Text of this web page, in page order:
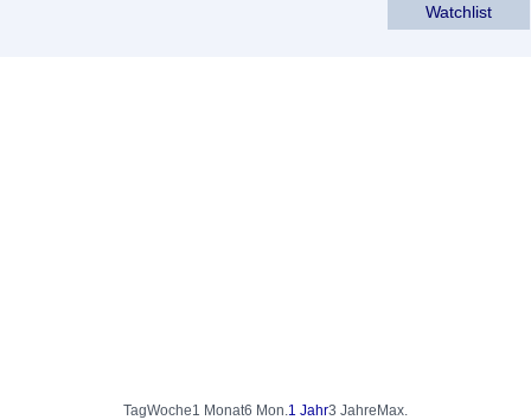
Watchlist
TagWoche1 Monat6 Mon.1 Jahr3 Jahre Max.